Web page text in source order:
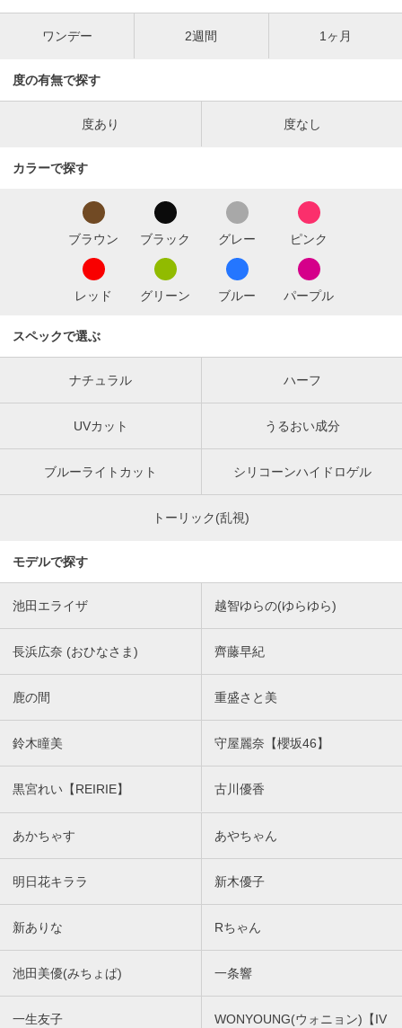
ワンデー 2週間 1ヶ月
度の有無で探す
度あり 度なし
カラーで探す
ブラウン ブラック グレー ピンク
レッド グリーン ブルー パープル
スペックで選ぶ
ナチュラル ハーフ
UVカット うるおい成分
ブルーライトカット シリコーンハイドロゲル
トーリック(乱視)
モデルで探す
池田エライザ 越智ゆらの(ゆらゆら)
長浜広奈 (おひなさま) 齊藤早紀
鹿の間 重盛さと美
鈴木瞳美 守屋麗奈【櫻坂46】
黒宮れい【REIRIE】 古川優香
あかちゃす あやちゃん
明日花キララ 新木優子
新ありな Rちゃん
池田美優(みちょぱ) 一条響
一生友子
WONYOUNG(ウォニョン)【IV